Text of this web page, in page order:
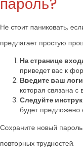
Не стоит паниковать,
предлагает простую
На странице
приведет вас к
Введите ваш
которая связана
Следуйте
будет предложено
Сохраните новый
повторных трудностей.